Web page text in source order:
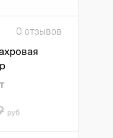
0 отзывов
руб